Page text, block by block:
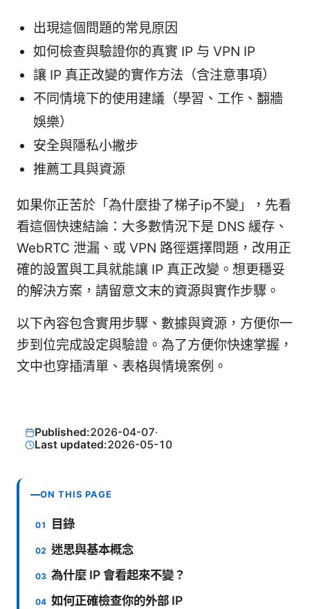
出現這個問題的常見原因
如何檢查與驗證你的真實 IP 与 VPN IP
讓 IP 真正改變的實作方法（含注意事項）
不同情境下的使用建議（學習、工作、翻牆
娛樂）
安全與隱私小撇步
推薦工具與資源
如果你正苦於「為什麼掛了梯子ip不變」，先看
看這個快速結論：大多數情況下是 DNS 緩存、
WebRTC 泄漏、或 VPN 路徑選擇問題，改用正
確的設置與工具就能讓 IP 真正改變。想更穩妥
的解決方案，請留意文末的資源與實作步驟。
以下內容包含實用步驟、數據與資源，方便你一
步到位完成設定與驗證。為了方便你快速掌握，
文中也穿插清單、表格與情境案例。
Published:2026-04-07·
Last updated:2026-05-10
ON THIS PAGE
目錄
迷思與基本概念
為什麼 IP 會看起來不變？
如何正確檢查你的外部 IP